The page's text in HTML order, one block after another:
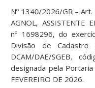
Nº 1340/2026/GR – Art.
AGNOL, ASSISTENTE
nº 1698296, do
Divisão de Cadastro
DCAM/DAE/SGEB,
designada pela
FEVEREIRO DE 2026.